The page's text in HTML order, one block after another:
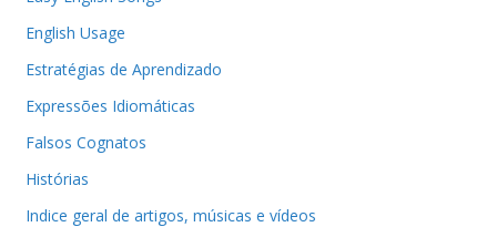
English Usage
Estratégias de Aprendizado
Expressões Idiomáticas
Falsos Cognatos
Histórias
Indice geral de artigos, músicas e vídeos